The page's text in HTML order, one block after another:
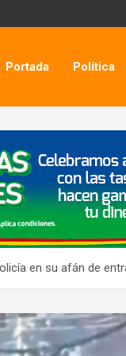
Portada Política
en su afán de